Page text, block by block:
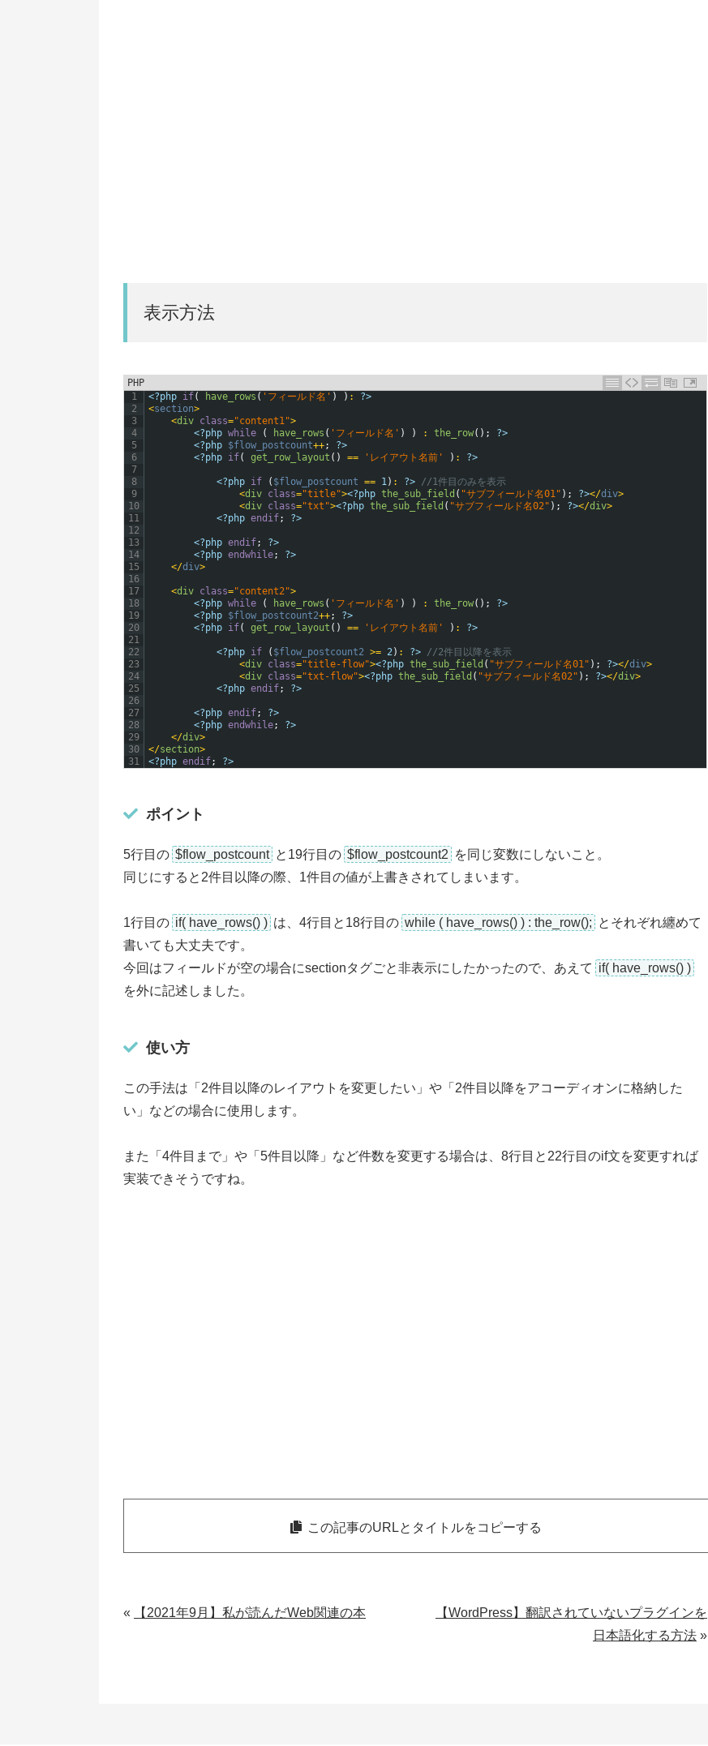
表示方法
PHP
1
2
3
4
5
6
7
8
9
10
11
12
13
14
15
16
17
18
19
20
21
22
23
24
25
26
27
28
29
30
31
<?php if( have_rows ( 'フィールド名' ) ) :
?>
<section>
<div class="content1">
<?php while ( have_rows ( 'フィールド名' ) ) : the_row( ) ;
?>
<?php $flow_postcount++;
?>
<?php if( get_row_layout ( ) == 'レイアウト名前' ) : ?>
<?php if ( $flow_postcount == 1) : ?> //1件目のみを表示
<div class="title"><?php the_sub_field ( "サブフィールド名01" ) ; ?></div>
<div class="txt"><?php the_sub_field ( "サブフィールド名02" ) ; ?></div>
<?php endif; ?>
<?php endif;
?>
<?php endwhile;
?>
</div>
<div class="content2">
<?php while ( have_rows ( 'フィールド名' ) ) : the_row( ) ;
?>
<?php $flow_postcount2++;
?>
<?php if( get_row_layout ( ) == 'レイアウト名前' ) : ?>
<?php if ( $flow_postcount2 >= 2) : ?> //2件目以降を表示
<div class="title-flow"><?php the_sub_field ( "サブフィールド名01" ) ; ?></div>
<div class="txt-flow"><?php the_sub_field ( "サブフィールド名02" ) ; ?></div>
<?php endif; ?>
<?php endif;
?>
<?php endwhile;
?>
</div>
</section>
<?php endif; ?>
ポイント
5行目の $flow_postcount と19行目の $flow_postcount2 を同じ変数にしないこと。
同じにすると2件目以降の際、1件目の値が上書きされてしまいます。
1行目の if( have_rows() ) は、4行目と18行目の while ( have_rows() ) : the_row(); とそれぞれ纏めて
書いても大丈夫です。
今回はフィールドが空の場合にsectionタグごと非表示にしたかったので、あえて if( have_rows() )
を外に記述しました。
使い方
この手法は「2件目以降のレイアウトを変更したい」や「2件目以降をアコーディオンに格納した
い」などの場合に使用します。
また「4件目まで」や「5件目以降」など件数を変更する場合は、8行目と22行目のif文を変更すれば
実装できそうですね。
この記事のURLとタイトルをコピーする
« 【2021年9月】私が読んだWeb関連の本
【WordPress】翻訳されていないプラグインを
日本語化する方法 »